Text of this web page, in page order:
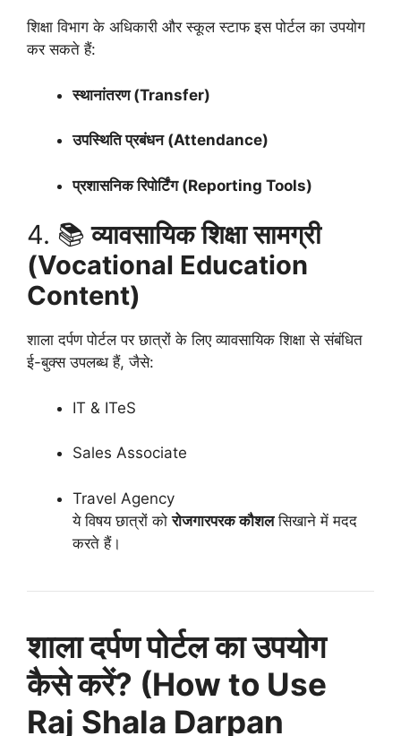
शिक्षा विभाग के अधिकारी और स्कूल स्टाफ इस पोर्टल का उपयोग
कर सकते हैं:
स्थानांतरण (Transfer)
उपस्थिति प्रबंधन (Attendance)
प्रशासनिक रिपोर्टिंग (Reporting Tools)
4. 📚व्यावसायिक शिक्षा सामग्री
(Vocational Education
Content)
शाला दर्पण पोर्टल पर छात्रों के लिए व्यावसायिक शिक्षा से संबंधित
ई-बुक्स उपलब्ध हैं, जैसे:
IT & ITeS
Sales Associate
Travel Agency
ये विषय छात्रों कोरोजगारपरक कौशलसिखाने में मदद
करते हैं।
शाला दर्पण पोर्टल का उपयोग
कैसे करें? (How to Use
Raj Shala Darpan